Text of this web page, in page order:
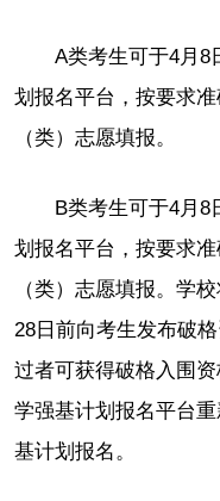
A类考生可于4月8
划报名平台，按要求
（类）志愿填报。
B类考生可于4月8
划报名平台，按要求
（类）志愿填报。学
28日前向考生发布破
过者可获得破格入围
学强基计划报名平台
基计划报名。